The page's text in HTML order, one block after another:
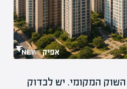
המקומי. יש לבדוק